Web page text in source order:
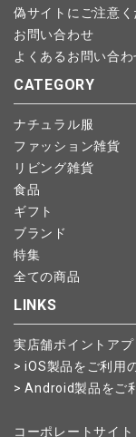
偽サイトにご注意く
お問い合わせ
よくあるお問い合わ
CATEGORY
ナチュラル服
ファッション雑貨
リビング雑貨
食品
ギフト
ブランド
特集
全ての商品
LINKS
実店舗ポイントア
> iOS製品をご利用
> Android製品をご
コーポレートサイト